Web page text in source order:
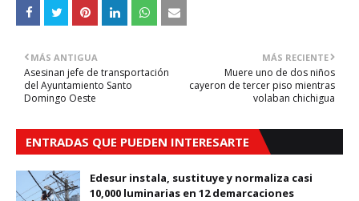
MÁS RECIENTE
Muere uno de dos niños
cayeron de tercer piso mientras
volaban chichigua
MÁS ANTIGUA
Asesinan jefe de transportación
del Ayuntamiento Santo
Domingo Oeste
ENTRADAS QUE PUEDEN INTERESARTE
Edesur instala, sustituye y normaliza casi
10,000 luminarias en 12 demarcaciones